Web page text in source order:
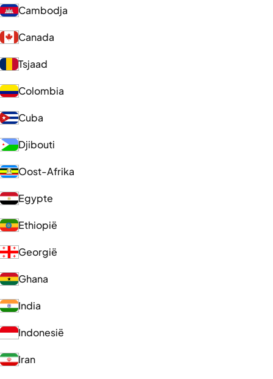
Cambodja
Canada
Tsjaad
Colombia
Cuba
Djibouti
Oost-Afrika
Egypte
Ethiopië
Georgië
Ghana
India
Indonesië
Iran